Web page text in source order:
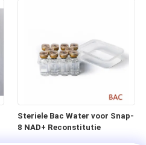
Steriele Bac Water voor Snap-
8 NAD+ Reconstitutie